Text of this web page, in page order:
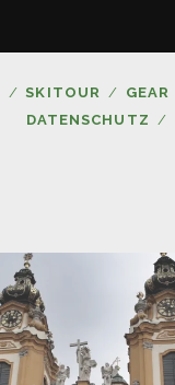
SKITOUR GEAR
DATENSCHUTZ